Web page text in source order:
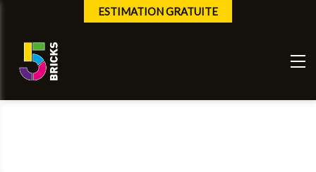
ESTIMATION GRATUITE